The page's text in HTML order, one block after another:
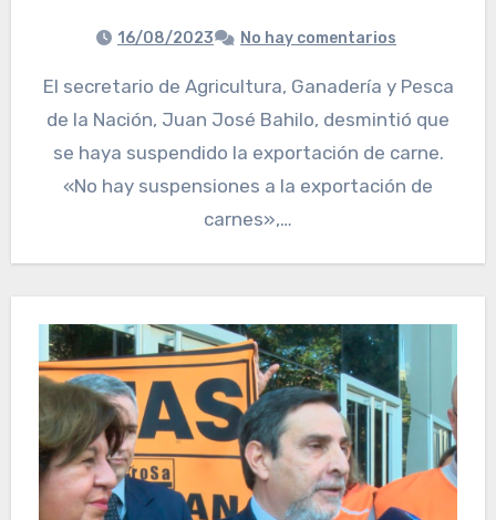
16/08/2023 No hay comentarios
El secretario de Agricultura, Ganadería y Pesca
de la Nación, Juan José Bahilo, desmintió que
se haya suspendido la exportación de carne.
«No hay suspensiones a la exportación de
carnes»,…